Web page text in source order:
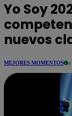
Yo Soy
nuevos
MEJORES MOMENTOS a